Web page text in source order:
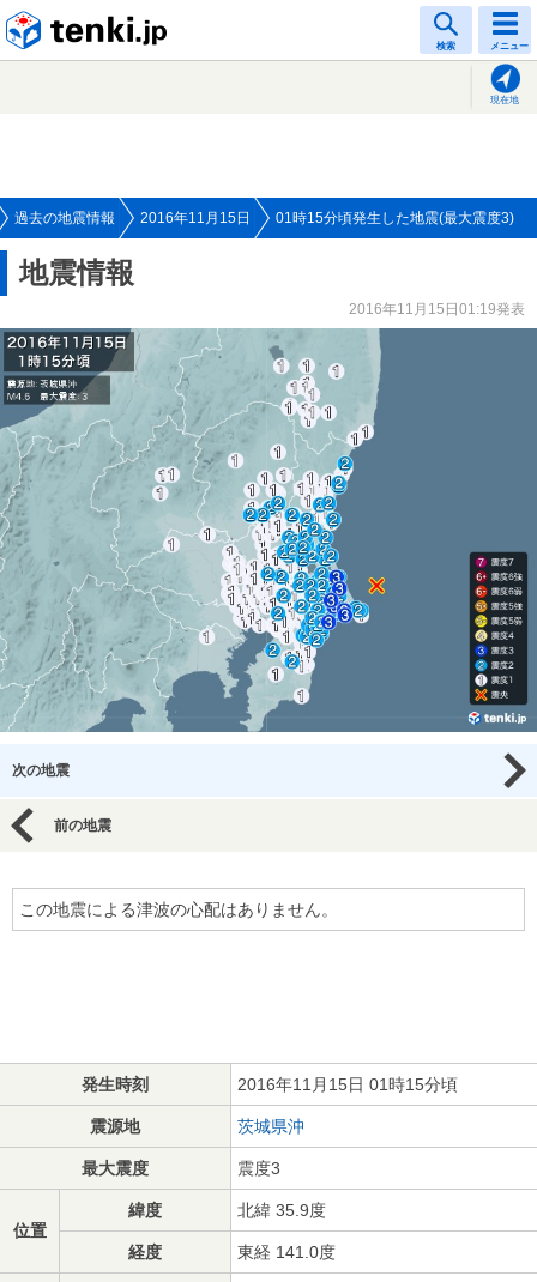
検索 メニュー
現在地
過去の地震情報 2016年11月15日 01時15分頃発生した地震(最大震度3)
地震情報
2016年11月15日01:19発表
次の地震
前の地震
この地震による津波の心配はありません。
発生時刻 2016年11月15日 01時15分頃
震源地 茨城県沖
最大震度 震度3
位置
緯度 北緯 35.9度
経度 東経 141.0度